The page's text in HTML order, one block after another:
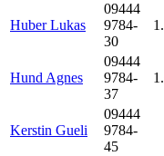
Huber Lukas
09444
9784-
30
Hund Agnes
09444
9784-
37
Kerstin Gueli
09444
9784-
45